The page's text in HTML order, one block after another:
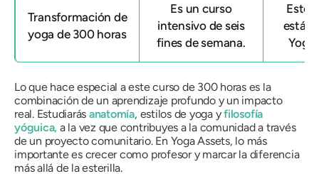
Transformación de
yoga de 300 horas
Es un curso
intensivo de seis
fines de semana.
Este
está
Yoga
Lo que hace especial a este curso de 300 horas es la
combinación de un aprendizaje profundo y un impacto
real. Estudiarás anatomía, estilos de yoga yfilosofía
yóguica, a la vez que contribuyes a la comunidad a través
de un proyecto comunitario. En Yoga Assets, lo más
importante es crecer como profesor y marcar la diferencia
más allá de la esterilla.